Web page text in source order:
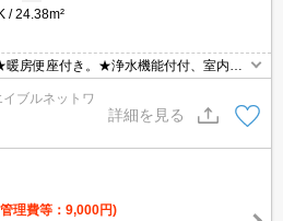
24.38m²
房便座付き。★浄水機能付付、室内の
ております。★浴室乾燥機付。★オート
い合わせはエイブルネットワーク天満
ブルネットワ
詳細を見る
理費等：9,000円)